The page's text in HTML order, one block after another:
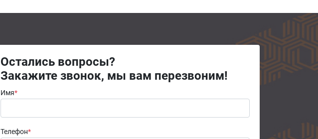
Остались вопросы?
Закажите звонок, мы вам перезвоним!
Имя*
Телефон*